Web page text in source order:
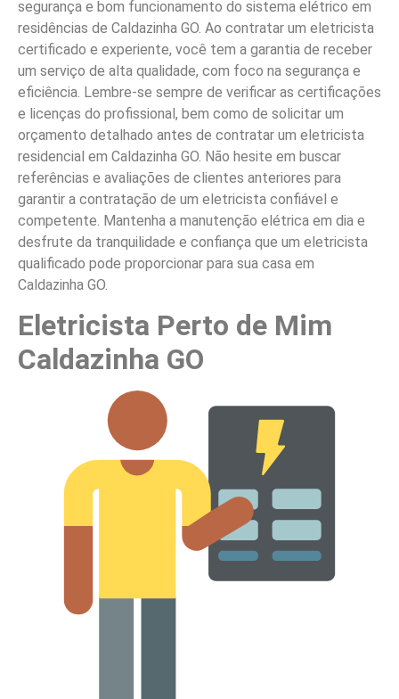
segurança e bom funcionamento do sistema elétrico em
residências de Caldazinha GO. Ao contratar um eletricista
certificado e experiente, você tem a garantia de receber
um serviço de alta qualidade, com foco na segurança e
eficiência. Lembre-se sempre de verificar as certificações
e licenças do profissional, bem como de solicitar um
orçamento detalhado antes de contratar um eletricista
residencial em Caldazinha GO. Não hesite em buscar
referências e avaliações de clientes anteriores para
garantir a contratação de um eletricista confiável e
competente. Mantenha a manutenção elétrica em dia e
desfrute da tranquilidade e confiança que um eletricista
qualificado pode proporcionar para sua casa em
Caldazinha GO.
Eletricista Perto de Mim
Caldazinha GO